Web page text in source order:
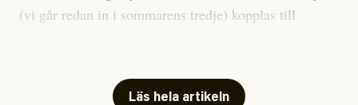
(vi går redan in i sommarens tredje) kopplas till
Har du också panik i hettan? Känns det som en
mardröm? Bra, allt annat vore fullständigt orimligt.
Läs hela artikeln